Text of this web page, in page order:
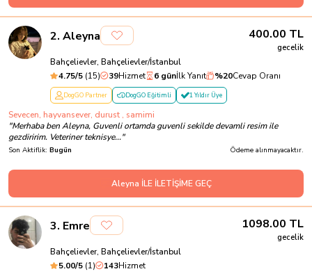
2. Aleyna 400.00 TL
gecelik
Bahçelievler, Bahçelievler/İstanbul
4.75/5 (15) 39Hizmet 6 günİlk Yanıt %20Cevap Oranı
DogGO Partner DogGO Eğitimli 1 Yıldır Üye
Sevecen, hayvansever, durust , samimi
"Merhaba ben Aleyna, Guvenli ortamda guvenli sekilde devamli resim ile
gezdiririm. Veteriner teknisye..."
Son Aktiflik: Bugün Ödeme alınmayacaktır.
Aleyna İLE İLETİŞİME GEÇ
3. Emre 1098.00 TL
gecelik
Bahçelievler, Bahçelievler/İstanbul
5.00/5 (1) 143Hizmet